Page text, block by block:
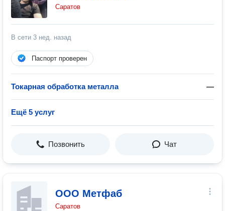
Саратов
В сети 3 нед. назад
Паспорт проверен
Токарная обработка металла —
Ещё 5 услуг
Позвонить Чат
ООО Метфаб
Саратов